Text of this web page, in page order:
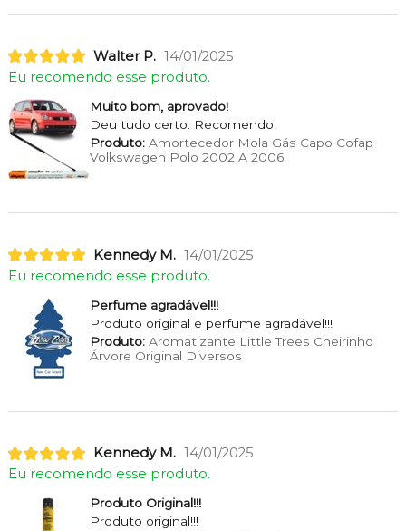
Walter P. 14/01/2025
Eu recomendo esse produto.
Muito bom, aprovado!
Deu tudo certo. Recomendo!
Produto:Amortecedor Mola Gás Capo Cofap
Volkswagen Polo 2002 A 2006
Kennedy M. 14/01/2025
Eu recomendo esse produto.
Perfume agradável!!!
Produto original e perfume agradável!!!
Produto:Aromatizante Little Trees Cheirinho
Árvore Original Diversos
Kennedy M. 14/01/2025
Eu recomendo esse produto.
Produto Original!!!
Produto original!!!